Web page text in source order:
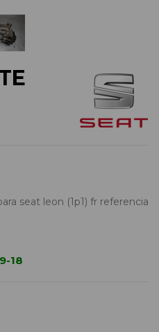
seat leon (1p1) fr referencia
18